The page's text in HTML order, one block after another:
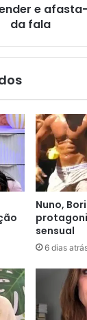
e
da fala
Nuno,
sensual
6 dias